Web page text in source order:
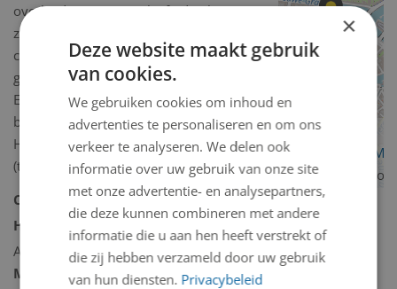
overleed op 49-jarige leeftijd in het
ziekenhuis in IJmuiden aan
complicaties als gevolg van een
galblaasoperatie. Hij werd begraven in
Elburg. De foto is in 2014, na
bruikleen, geschonken aan het Noord-
Hollands Archief te Haarlem
(tentoonstelling in Velsenzaal).
Collectie: Historische collectie
Historische collectie omschrijving:
Andere/diversen
Model 2D/3D: 2D binnen
×
Deze website maakt gebruik
van cookies.
We gebruiken cookies om inhoud en
advertenties te personaliseren en om ons
verkeer te analyseren. We delen ook
informatie over uw gebruik van onze site
met onze advertentie- en analysepartners,
die deze kunnen combineren met andere
informatie die u aan hen heeft verstrekt of
die zij hebben verzameld door uw gebruik
van hun diensten. Privacybeleid